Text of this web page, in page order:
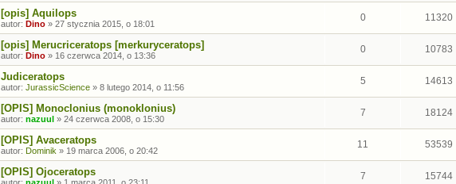
[opis] Aquilops
autor: Dino » 27 stycznia 2015, o 18:01
0 11320
[opis] Merucriceratops [merkuryceratops]
autor: Dino » 16 czerwca 2014, o 13:36
0 10783
Judiceratops
autor: JurassicScience » 8 lutego 2014, o 11:56
5 14613
[OPIS] Monoclonius (monoklonius)
autor: nazuul » 24 czerwca 2008, o 15:30
7 18124
[OPIS] Avaceratops
autor: Dominik » 19 marca 2006, o 20:42
11 53539
[OPIS] Ojoceratops 7 15744